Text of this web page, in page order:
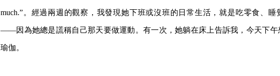
much.”。經過兩週的觀察，我發現她下班或沒班的日常生活，就是吃零食、睡
——因為她總是謊稱自己那天要做運動。有一次，她躺在床上告訴我，今天下午
瑜伽。